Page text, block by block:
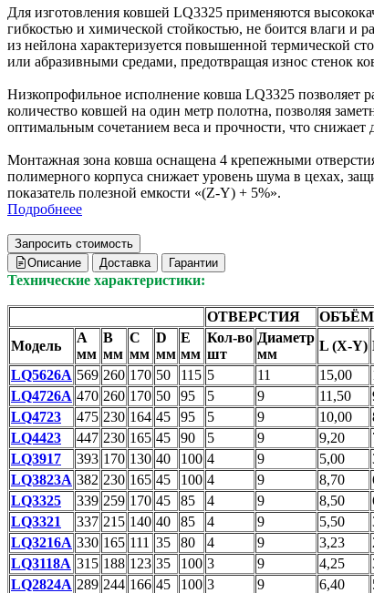
Для изготовления ковшей LQ3325 применяются
гибкостью и химической стойкостью, не боится влаги
из нейлона характеризуется повышенной термической
или абразивными средами, предотвращая износ стенок
Низкопрофильное исполнение ковша LQ3325 позволяет
количество ковшей на один метр полотна, позволяя
оптимальным сочетанием веса и прочности, что
Монтажная зона ковша оснащена 4 крепежными
полимерного корпуса снижает уровень шума в цехах,
показатель полезной емкости «(Z-Y) + 5%».
Подробнеее
Запросить стоимость
Описание
Доставка Гарантии
Технические характеристики:
ОТВЕРСТИЯ
Модель
A
мм
B
мм
С
мм
D
мм
E
мм
Кол-во
шт
Диаметр
мм
L (X-Y)
LQ5626A 569 260 170 50 115 5 11 15,00
LQ4726A 470 260 170 50 95 5 9 11,50
LQ4723
475 230 164 45 95 5 9 10,00
LQ4423
447 230 165 45 90 5 9 9,20
LQ3917
393 170 130 40 100 4 9 5,00
LQ3823A 382 230 165 45 100 4 9 8,70
LQ3325
339 259 170 45 85 4 9 8,50
LQ3321
337 215 140 40 85 4 9 5,50
LQ3216A 330 165 111 35 80 4 9 3,23
LQ3118A 315 188 123 35 100 3 9 4,25
LQ2824A 289 244 166 45 100 3 9 6,40